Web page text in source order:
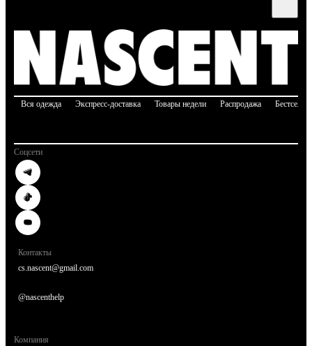
Вся одежда Экспресс-доставка Товары недели Распродажа
Соцсети
Контакты
cs.nascent@gmail.com
@nascenthelp
Компания